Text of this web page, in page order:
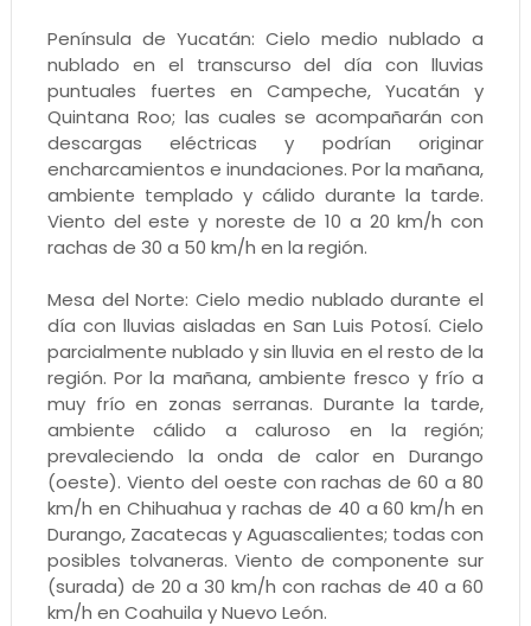
Península de Yucatán: Cielo medio nublado a
nublado en el transcurso del día con lluvias
puntuales fuertes en Campeche, Yucatán y
Quintana Roo; las cuales se acompañarán con
descargas eléctricas y podrían originar
encharcamientos e inundaciones. Por la mañana,
ambiente templado y cálido durante la tarde.
Viento del este y noreste de 10 a 20 km/h con
rachas de 30 a 50 km/h en la región.
Mesa del Norte: Cielo medio nublado durante el
día con lluvias aisladas en San Luis Potosí. Cielo
parcialmente nublado y sin lluvia en el resto de la
región. Por la mañana, ambiente fresco y frío a
muy frío en zonas serranas. Durante la tarde,
ambiente cálido a caluroso en la región;
prevaleciendo la onda de calor en Durango
(oeste). Viento del oeste con rachas de 60 a 80
km/h en Chihuahua y rachas de 40 a 60 km/h en
Durango, Zacatecas y Aguascalientes; todas con
posibles tolvaneras. Viento de componente sur
(surada) de 20 a 30 km/h con rachas de 40 a 60
km/h en Coahuila y Nuevo León.